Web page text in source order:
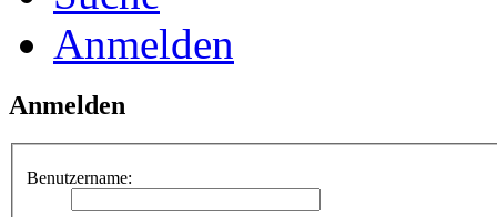
Anmelden
Anmelden
Benutzername: